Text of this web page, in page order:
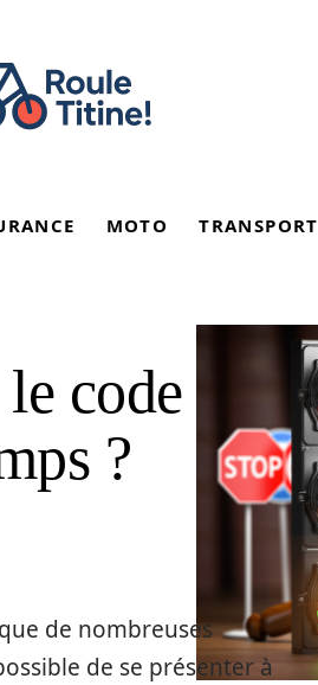
MOTO TRANSPORT
code
?
de nombreuses
de se présenter à